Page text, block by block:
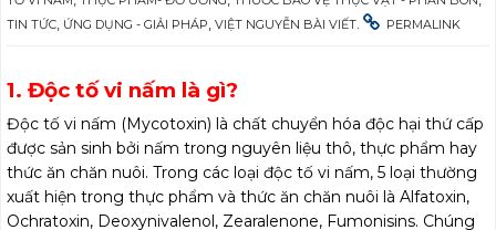
TIN TỨC ỨNG DỤNG - GIẢI PHÁP VIỆT NGUYỄN BÀI VIẾT PERMALINK
1. Độc tố vi nấm là gì?
Độc tố vi nấm (Mycotoxin) là chất chuyển hóa độc hại thứ cấp
được sản sinh bởi nấm trong nguyên liệu thô, thực phẩm hay
thức ăn chăn nuôi. Trong các loại độc tố vi nấm, 5 loại thường
xuất hiện trong thực phẩm và thức ăn chăn nuôi là Alfatoxin,
Ochratoxin, Deoxynivalenol, Zearalenone, Fumonisins. Chúng